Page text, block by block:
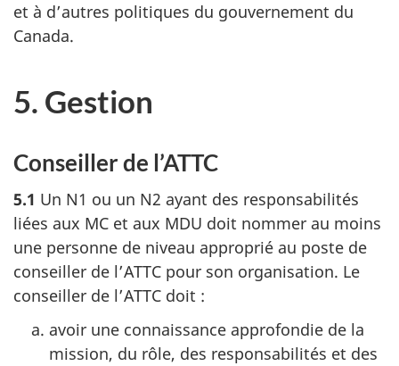
et à d’autres politiques du gouvernement du
Canada.
5. Gestion
Conseiller de l’ATTC
5.1 Un N1 ou un N2 ayant des responsabilités
liées aux MC et aux MDU doit nommer au moins
une personne de niveau approprié au poste de
conseiller de l’ATTC pour son organisation. Le
conseiller de l’ATTC doit :
avoir une connaissance approfondie de la
mission, du rôle, des responsabilités et des